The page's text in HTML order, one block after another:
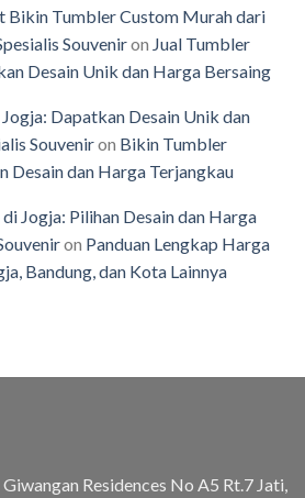
Bikin Tumbler Custom Murah dari
Souveniron Jual Tumbler
Desain Unik dan Harga Bersaing
Dapatkan Desain Unik dan
Souveniron Bikin Tumbler
Desain dan Harga Terjangkau
Jogja: Pilihan Desain dan Harga
on Panduan Lengkap Harga
Bandung, dan Kota Lainnya
Residences No A5 Rt.7 Jati,